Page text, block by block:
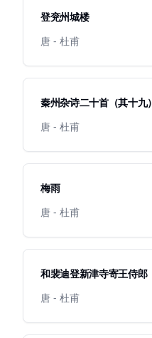
登兖州城楼
唐 - 杜甫
秦州杂诗二十首（其十九）
唐 - 杜甫
梅雨
唐 - 杜甫
和裴迪登新津寺寄王侍郎
唐 - 杜甫